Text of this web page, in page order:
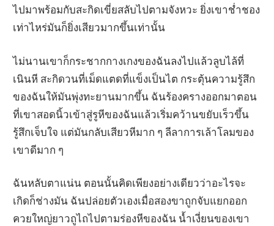
ไปมาพร้อมกับสะกิดเขี่ยสลับไปตามจังหวะ ยิ่งเขาช่ำชอง
เท่าไหร่มันก็ยิ่งเสียวมากขึ้นเท่านั้น
ไม่นานเขาก็กระชากกางเกงของฉันลงไปแล้วลูบไล้ที่
เนินหี สะกิดวนที่เม็ดแตดที่แข็งเป็นไต กระตุ้นความรู้สึก
ของฉันให้มันพุ่งทะยานมากขึ้น ฉันร้องครางออกมาตอน
ที่เขาสอดนิ้วเข้าสู่รูหีของฉันแล้วเริ่มคว้านขยับเร็วขึ้น
รู้สึกเจ็บใจ แต่มันกลับเสียวหีมาก ๆ ลีลาการเล้าโลมของ
เขาดีมาก ๆ
ฉันหลับตาแน่น ตอนนั้นคิดเพียงอย่างเดียวว่าอะไรจะ
เกิดก็ช่างมัน ฉันปล่อยตัวเองเมื่อสองขาถูกจับแยกออก
ควยใหญ่ยาวถูไถไปตามร่องหีของฉัน น้ำเงี่ยนของเขา